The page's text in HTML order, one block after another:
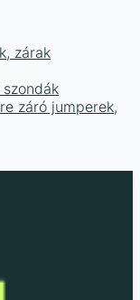
zárak
záró jumperek,